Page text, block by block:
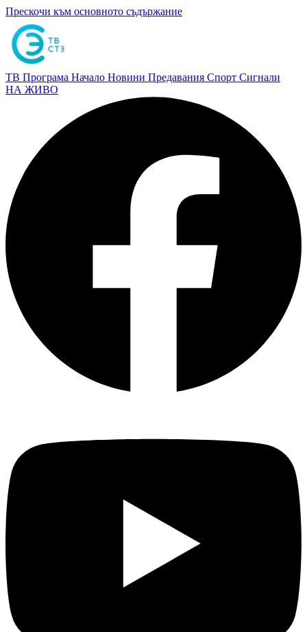
Прескочи към основното съдържание
ТВ Програма Начало Новини Предавания Спорт Сигнали
НА ЖИВО